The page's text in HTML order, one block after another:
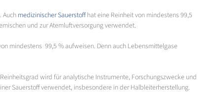
Auch medizinischer Sauerstoffhat eine Reinheit von mindestens 99,5
und zur Atemluftversorgung verwendet.
mindestens 99,5 % aufweisen. Denn auch Lebensmittelgase
wird für analytische Instrumente, Forschungszwecke und
Sauerstoff verwendet, insbesondere in der Halbleiterherstellung.